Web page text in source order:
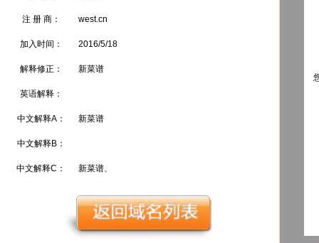
注 册 商： west.cn
加入时间： 2016/5/18
解释修正： 新菜谱
英语解释：
中文解释A： 新菜谱
中文解释B：
中文解释C： 新菜谱、